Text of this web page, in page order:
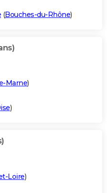
(Bouches-du-Rhône)
Marne)
)
Loire)